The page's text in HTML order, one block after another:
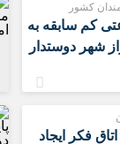
کشور
کم سابقه به
شهر دوستدار
فکر ایجاد